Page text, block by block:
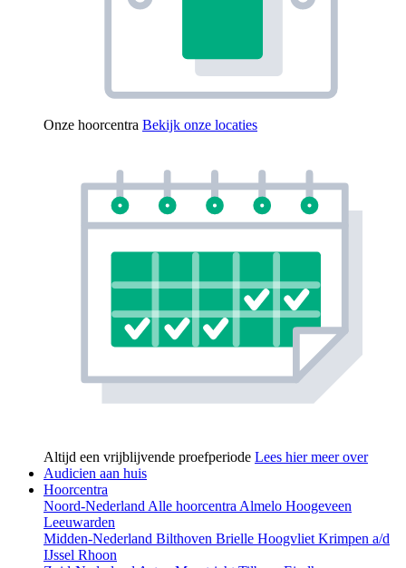
Onze hoorcentra Bekijk onze locaties
Altijd een vrijblijvende proefperiode Lees hier meer over
Audicien aan huis
Hoorcentra
Noord-Nederland Alle hoorcentra Almelo Hoogeveen
Leeuwarden
Midden-Nederland Bilthoven Brielle Hoogvliet Krimpen a/d
IJssel Rhoon